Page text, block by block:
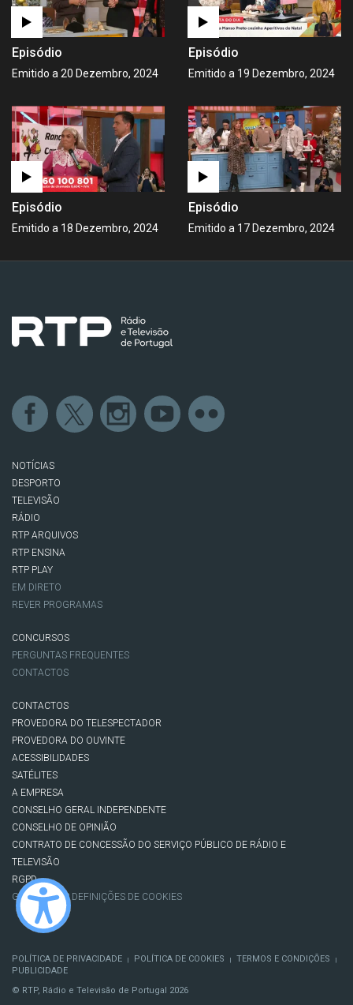
Episódio
Emitido a 20 Dezembro, 2024
Episódio
Emitido a 19 Dezembro, 2024
Episódio
Emitido a 18 Dezembro, 2024
Episódio
Emitido a 17 Dezembro, 2024
NOTÍCIAS
DESPORTO
TELEVISÃO
RÁDIO
RTP ARQUIVOS
RTP ENSINA
RTP PLAY
EM DIRETO
REVER PROGRAMAS
CONCURSOS
PERGUNTAS FREQUENTES
CONTACTOS
CONTACTOS
PROVEDORA DO TELESPECTADOR
PROVEDORA DO OUVINTE
ACESSIBILIDADES
SATÉLITES
A EMPRESA
CONSELHO GERAL INDEPENDENTE
CONSELHO DE OPINIÃO
CONTRATO DE CONCESSÃO DO SERVIÇO PÚBLICO DE RÁDIO E
TELEVISÃO
RGPD
GESTÃO DAS DEFINIÇÕES DE COOKIES
POLÍTICA DE PRIVACIDADE | POLÍTICA DE COOKIES | TERMOS E CONDIÇÕES |
PUBLICIDADE
© RTP, Rádio e Televisão de Portugal 2026